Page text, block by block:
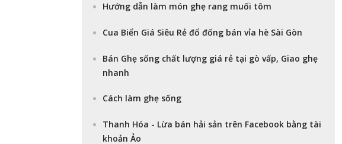
Hướng dẫn làm món ghẹ rang muối tôm
Cua Biển Giá Siêu Rẻ đổ đống bán vỉa hè Sài Gòn
Bán Ghẹ sống chất lượng giá rẻ tại gò vấp, Giao ghẹ
nhanh
Cách làm ghẹ sống
Thanh Hóa - Lừa bán hải sản trên Facebook bằng tài
khoản Ảo